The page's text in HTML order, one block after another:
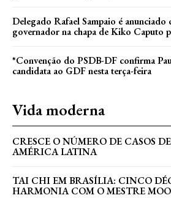
Delegado Rafael Sampaio é
governador na chapa de Kiko Caputo
*Convenção do PSDB-DF confirma
candidata ao GDF nesta terça-feira
Vida moderna
CRESCE O NÚMERO DE CASOS
AMÉRICA LATINA
TAI CHI EM BRASÍLIA: CINCO
HARMONIA COM O MESTRE